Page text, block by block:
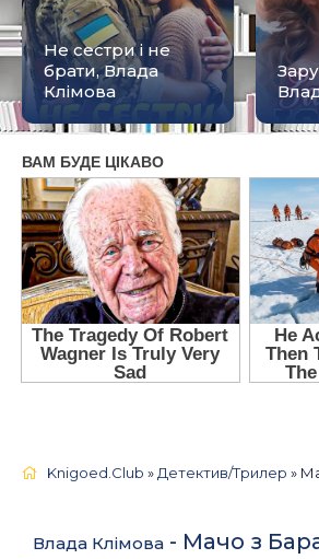
Не сестри і не
брати, Влада
Клімова
Knigoed.Club » Детектив/Трилер » Мачо
Влада Клімова - Мачо з